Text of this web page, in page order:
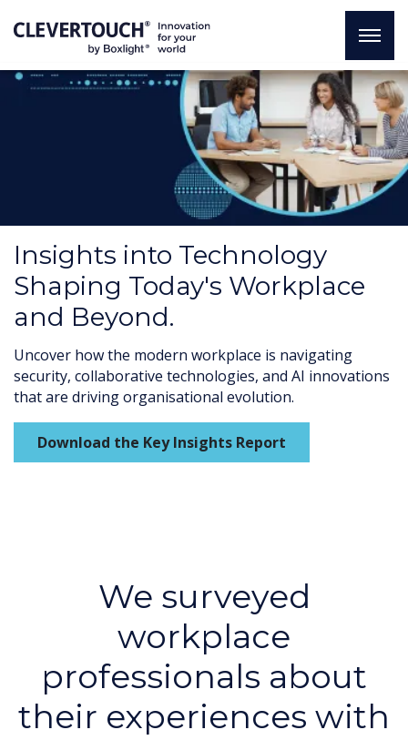
Insights into Technology
Shaping Today's Workplace
and Beyond.
Uncover how the modern workplace is navigating
security, collaborative technologies, and AI innovations
that are driving organisational evolution.
Download the Key Insights Report
We surveyed
workplace
professionals about
their experiences with